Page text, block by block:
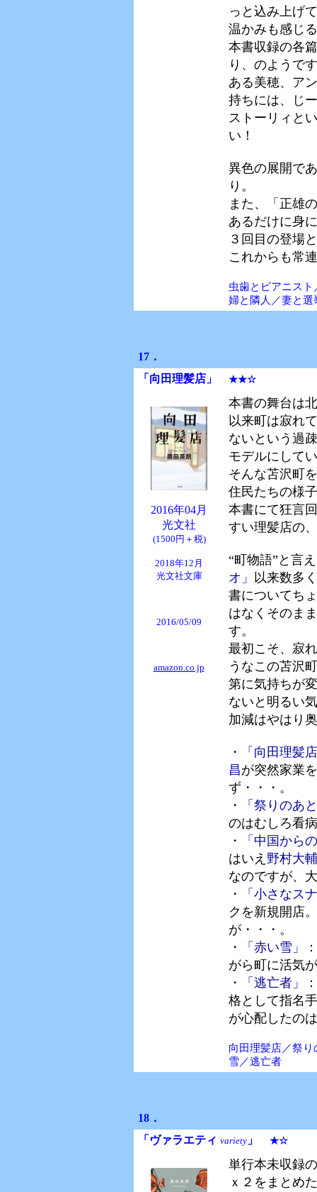
っと込み上げ
温かみも感じ
本書収録の各
り、のようで
ある美穂、ア
持ちには、じ
ストーリィと
い！
異色の展開で
り。
また、「正雄
あるだけに身
３回目の登場
これからも常
虫歯とピアニス
婦と隣人／妻と選
17．
「向田理髪店」 ★★☆
2016年04月
光文社
(1500円＋税)
2018年12月
光文社文庫
2016/05/09
amazon.co.jp
本書の舞台は
以来町は寂れ
ないという過
モデルにして
そんな苫沢町
住民たちの様
本書にて狂言
すい理髪店の
“町物語”と言
オ」 以来数多
書についてち
はなくそのま
す。
最初こそ、寂
うなこの苫沢
第に気持ちが
ないと明るい
加減はやはり
・
「向田理髪
昌が突然家業
ず・・・。
・
「祭りのあ
のはむしろ看
・
「中国から
はいえ 野村大
なのですが、
・
「小さなス
クを新規開店
が・・・。
・
「赤い雪」
がら町に活気
・
「逃亡者」
格として指名
が心配したの
向田理髪店／祭
雪／逃亡者
18．
「ヴァラエティ variety」 ★☆
単行本未収録
ｘ２をまとめ